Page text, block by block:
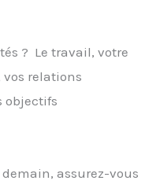
? Le travail, votre
vos relations
objectifs
assurez-vous